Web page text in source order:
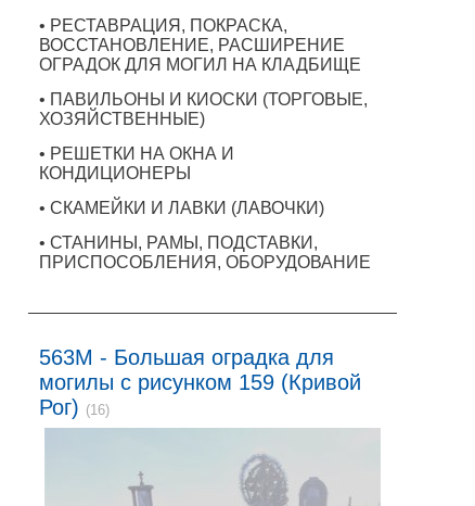
• РЕСТАВРАЦИЯ, ПОКРАСКА,
ВОССТАНОВЛЕНИЕ, РАСШИРЕНИЕ
ОГРАДОК ДЛЯ МОГИЛ НА КЛАДБИЩЕ
• ПАВИЛЬОНЫ И КИОСКИ (ТОРГОВЫЕ,
ХОЗЯЙСТВЕННЫЕ)
• РЕШЕТКИ НА ОКНА И
КОНДИЦИОНЕРЫ
• СКАМЕЙКИ И ЛАВКИ (ЛАВОЧКИ)
• СТАНИНЫ, РАМЫ, ПОДСТАВКИ,
ПРИСПОСОБЛЕНИЯ, ОБОРУДОВАНИЕ
563M - Большая оградка для
могилы с рисунком 159 (Кривой
Рог) (16)